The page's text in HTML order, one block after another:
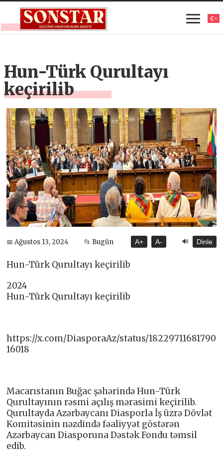
Hun-Türk Qurultayı
keçirilib
📅 Ağustos 13, 2024 📂 Bugün A+ A- 🔊 Dinle
Hun-Türk Qurultayı keçirilib
2024
Hun-Türk Qurultayı keçirilib
https://x.com/DiasporaAz/status/18229711681790
16018
Macarıstanın Buğac şəhərində Hun-Türk
Qurultayının rəsmi açılış mərasimi keçirilib.
Qurultayda Azərbaycanı Diasporla İş üzrə Dövlət
Komitəsinin nəzdində fəaliyyət göstərən
Azərbaycan Diasporuna Dəstək Fondu təmsil
edib.